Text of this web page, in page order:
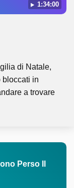
1:34:00
di Natale,
bloccati in
a trovare
Perso Il